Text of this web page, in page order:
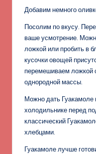
Добавим немного
Посолим по вкусу.
ваше усмотрение.
ложкой или пробить в
кусочки овощей
перемешиваем ложкой
однородной массы.
Можно дать Гуакамоле
холодильнике перед
классический
хлебцами.
Гуакамоле лучше